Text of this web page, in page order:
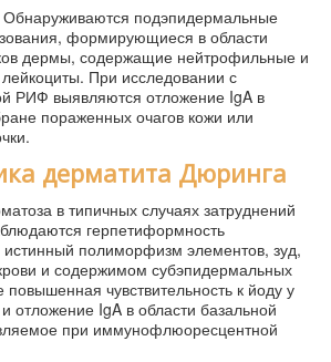
Обнаруживаются подэпидермальные
формирующиеся в области
дермы, содержащие нейтрофильные и
При исследовании с
РИФ выявляются отложение IgA в
пораженных очагов кожи или
дерматита Дюринга
в типичных случаях затруднений
герпетиформность
полиморфизм элементов, зуд,
и содержимом субэпидермальных
повышенная чувствительность к йоду у
отложение IgA в области базальной
при иммунофлюоресцентной